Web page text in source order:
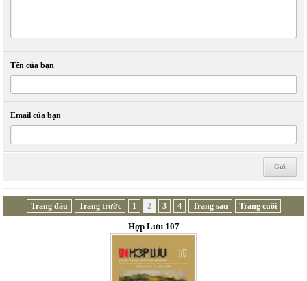
Tên của bạn
Email của bạn
Trang đầu Trang trước 1 2 3 4 Trang sau Trang cuối
Hợp Lưu 107